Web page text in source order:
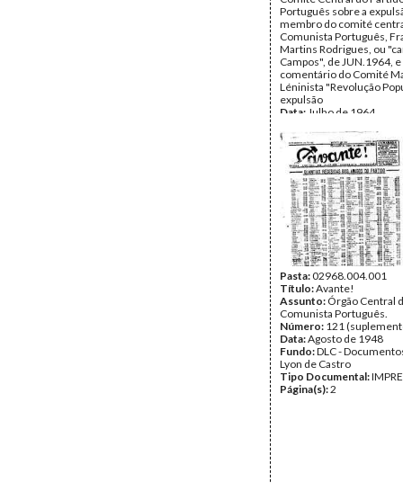
Português sobre a
membro do comité
Comunista Português,
Martins Rodrigues, ou
Campos", de JUN.1964, e
comentário do Comité
Léninista "Revolução
expulsão
Data: Julho de 1964
Tipo Documental:
Página(s):19
Pasta:02968.004.001
Título:Avante!
Assunto: Órgão Central
Comunista Português.
Número: 121
Data:Agosto de 1948
Fundo:DLC -
Lyon de Castro
Tipo Documental:
Página(s):2